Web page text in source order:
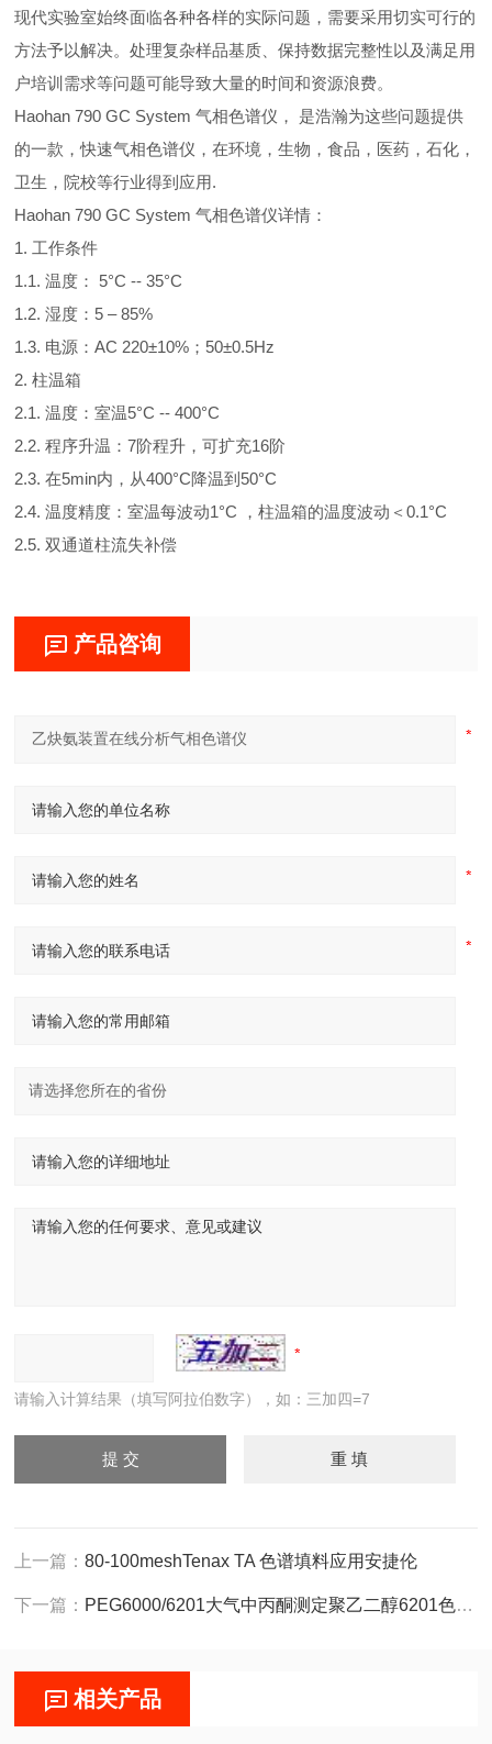
现代实验室始终面临各种各样的实际问题，需要采用切实可行的
方法予以解决。处理复杂样品基质、保持数据完整性以及满足用
户培训需求等问题可能导致大量的时间和资源浪费。
Haohan 790 GC System 气相色谱仪， 是浩瀚为这些问题提供
的一款，快速气相色谱仪，在环境，生物，食品，医药，石化，
卫生，院校等行业得到应用.
Haohan 790 GC System 气相色谱仪详情：
1. 工作条件
1.1. 温度： 5°C -- 35°C
1.2. 湿度：5 – 85%
1.3. 电源：AC 220±10%；50±0.5Hz
2. 柱温箱
2.1. 温度：室温5°C -- 400°C
2.2. 程序升温：7阶程升，可扩充16阶
2.3. 在5min内，从400°C降温到50°C
2.4. 温度精度：室温每波动1°C ，柱温箱的温度波动＜0.1°C
2.5. 双通道柱流失补偿
产品咨询
请输入计算结果（填写阿拉伯数字），如：三加四=7
上一篇：80-100meshTenax TA 色谱填料应用安捷伦
下一篇： PEG6000/6201大气中丙酮测定聚乙二醇6201色谱柱
相关产品